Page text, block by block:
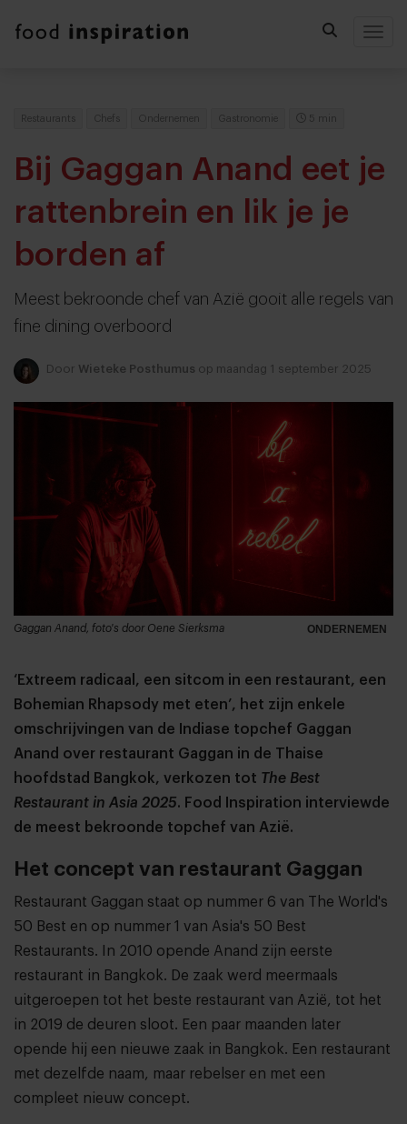
Restaurants Chefs Ondernemen Gastronomie 5 min
Bij Gaggan Anand eet je
rattenbrein en lik je je
borden af
Meest bekroonde chef van Azië gooit alle regels van
fine dining overboord
Door Wieteke Posthumus op maandag 1 september 2025
ONDERNEMEN
Gaggan Anand, foto's door Oene Sierksma
‘Extreem radicaal, een sitcom in een restaurant, een
Bohemian Rhapsody met eten’, het zijn enkele
omschrijvingen van de Indiase topchef Gaggan
Anand over restaurant Gaggan in de Thaise
hoofdstad Bangkok, verkozen tot The Best
Restaurant in Asia 2025. Food Inspiration interviewde
de meest bekroonde topchef van Azië.
Het concept van restaurant Gaggan
Restaurant Gaggan staat op nummer 6 van The World's
50 Best en op nummer 1 van Asia's 50 Best
Restaurants. In 2010 opende Anand zijn eerste
restaurant in Bangkok. De zaak werd meermaals
uitgeroepen tot het beste restaurant van Azië, tot het
in 2019 de deuren sloot. Een paar maanden later
opende hij een nieuwe zaak in Bangkok. Een restaurant
met dezelfde naam, maar rebelser en met een
compleet nieuw concept.